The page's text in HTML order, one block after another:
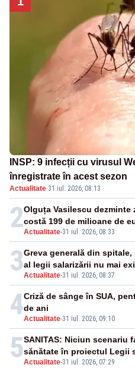
INSP: 9 infecții cu virusul
înregistrate în acest sezon
Actualitate·31 iul. 2026, 08:13
2Actualitate-31 iul. 2026, 08:33
Olguța Vasilescu
costă 199 de milioane de
3Actualitate-31 iul. 2026, 08:37
Greva generală din
al legii salarizării nu mai
4Actualitate-31 iul. 2026, 09:10
Criză de sânge în SUA,
de ani
5Actualitate-31 iul. 2026, 07:29
SANITAS: Niciun scenariu
sănătate în proiectul Legii